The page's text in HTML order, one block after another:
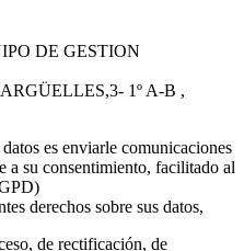
DE GESTION
1º A-B ,
es enviarle comunicaciones
a su consentimiento, facilitado al
derechos sobre sus datos,
de rectificación, de